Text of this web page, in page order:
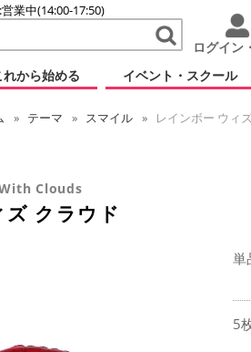
:営業中(14:00-17:50)
ログイン
れから始める イベント・スクール
テーマ スマイル
レインボー ウィ
Clouds
ズ クラウド
単
5